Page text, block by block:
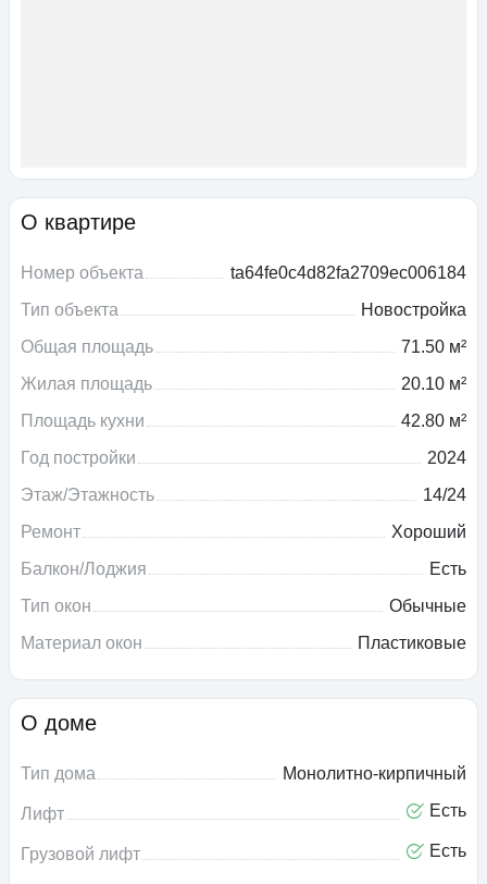
О квартире
Номер объекта
ta64fe0c4d82fa2709ec006184
Тип объекта
Новостройка
Общая площадь
71.50 м²
Жилая площадь
20.10 м²
Площадь кухни
42.80 м²
Год постройки
2024
Этаж/Этажность
14/24
Ремонт
Хороший
Балкон/Лоджия
Есть
Тип окон
Обычные
Материал окон
Пластиковые
О доме
Тип дома Монолитно-кирпичный
Лифт Есть
Грузовой лифт Есть